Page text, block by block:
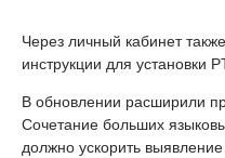
Через личный кабинет
инструкции для установки
В обновлении расширили
Сочетание больших
должно ускорить